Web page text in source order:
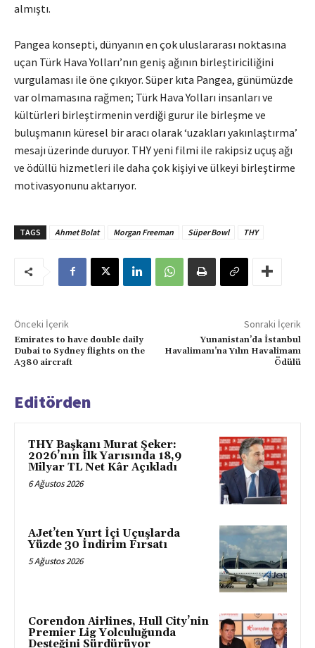
almıştı.
Pangea konsepti, dünyanın en çok uluslararası noktasına
uçan Türk Hava Yolları’nın geniş ağının birleştiriciliğini
vurgulaması ile öne çıkıyor. Süper kıta Pangea, günümüzde
var olmamasına rağmen; Türk Hava Yolları insanları ve
kültürleri birleştirmenin verdiği gurur ile birleşme ve
buluşmanın küresel bir aracı olarak ‘uzakları yakınlaştırma’
mesajı üzerinde duruyor. THY yeni filmi ile rakipsiz uçuş ağı
ve ödüllü hizmetleri ile daha çok kişiyi ve ülkeyi birleştirme
motivasyonunu aktarıyor.
TAGS Ahmet Bolat Morgan Freeman Süper Bowl THY
Önceki İçerik
Emirates to have double daily
Dubai to Sydney flights on the
A380 aircraft
Sonraki İçerik
Yunanistan’da İstanbul
Havalimanı’na Yılın Havalimanı
Ödülü
Editörden
THY Başkanı Murat Şeker:
2026’nın İlk Yarısında 18,9
Milyar TL Net Kâr Açıkladı
6 Ağustos 2026
AJet’ten Yurt İçi Uçuşlarda
Yüzde 30 İndirim Fırsatı
5 Ağustos 2026
Corendon Airlines, Hull City’nin
Premier Lig Yolculuğunda
Desteğini Sürdürüyor